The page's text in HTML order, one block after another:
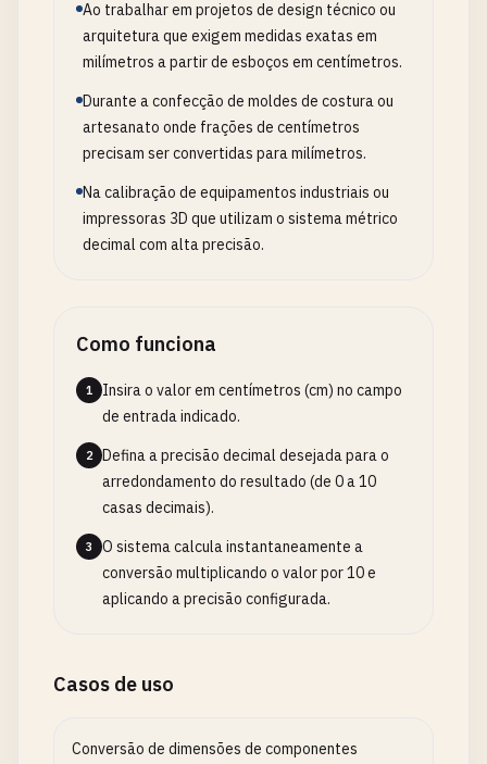
Ao trabalhar em projetos de design técnico ou
arquitetura que exigem medidas exatas em
milímetros a partir de esboços em centímetros.
Durante a confecção de moldes de costura ou
artesanato onde frações de centímetros
precisam ser convertidas para milímetros.
Na calibração de equipamentos industriais ou
impressoras 3D que utilizam o sistema métrico
decimal com alta precisão.
Como funciona
1
Insira o valor em centímetros (cm) no campo
de entrada indicado.
2
Defina a precisão decimal desejada para o
arredondamento do resultado (de 0 a 10
casas decimais).
3
O sistema calcula instantaneamente a
conversão multiplicando o valor por 10 e
aplicando a precisão configurada.
Casos de uso
Conversão de dimensões de componentes